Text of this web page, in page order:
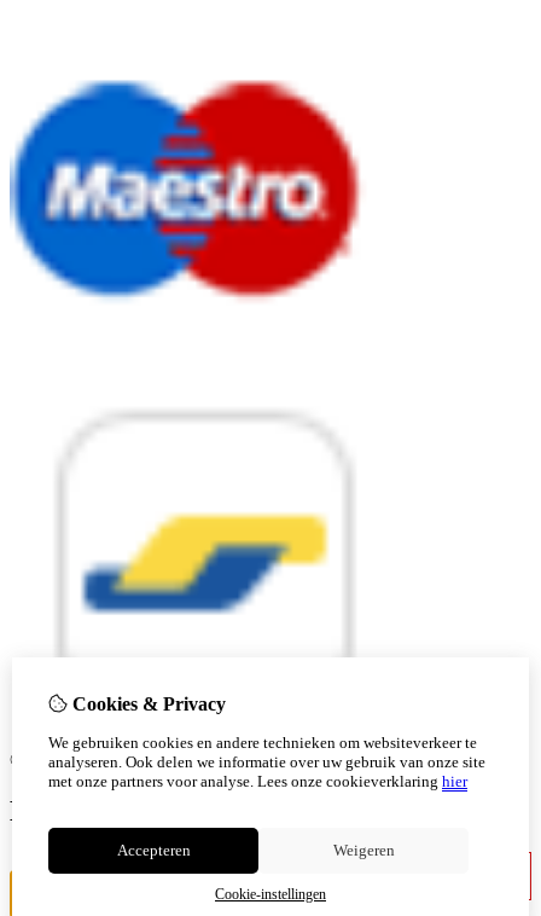
© Copyright 2026 |
Cookies & Privacy
We gebruiken cookies en andere technieken om websiteverkeer te
analyseren. Ook delen we informatie over uw gebruik van onze site
met onze partners voor analyse. Lees onze cookieverklaring hier
Accepteren Weigeren
Cookie-instellingen
Ben je 18 of ouder?